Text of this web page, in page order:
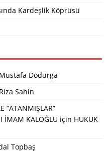
Kardeşlik Köprüsü
Mustafa Dodurga
Riza Sahin
“ATANMIŞLAR”
İMAM KALOĞLU için HUKUK
Topbaş